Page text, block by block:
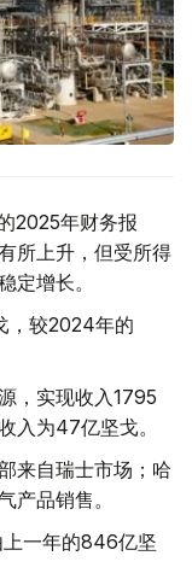
2025年财务报
所上升，但受所得
定增长。
，较2024年的
，实现收入1795
入为47亿坚戈。
来自瑞士市场；哈
产品销售。
一年的846亿坚